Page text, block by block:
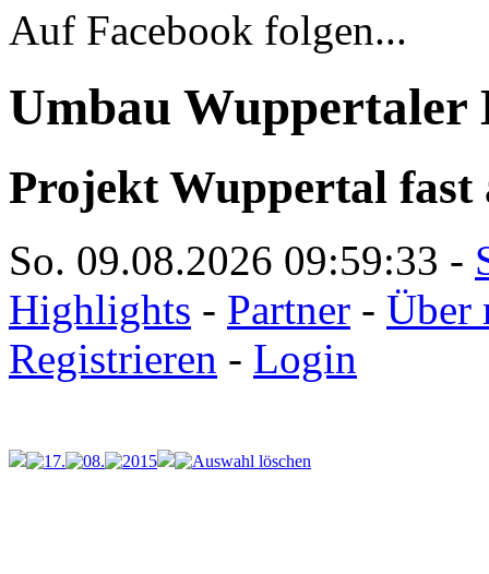
Auf Facebook folgen...
Umbau Wuppertaler
Projekt Wuppertal fast
So. 09.08.2026 09:59:33 -
Highlights - Partner - Über
Registrieren - Login